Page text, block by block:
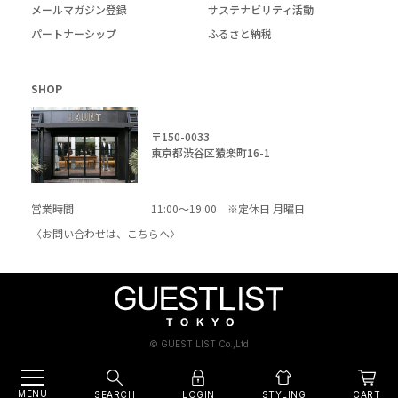
メールマガジン登録
サステナビリティ活動
パートナーシップ
ふるさと納税
SHOP
〒150-0033
東京都渋谷区猿楽町16-1
営業時間
11:00～19:00 ※定休日 月曜日
〈お問い合わせは、
こちらへ〉
© GUEST LIST Co.,Ltd
MENU SEARCH LOGIN STYLING CART